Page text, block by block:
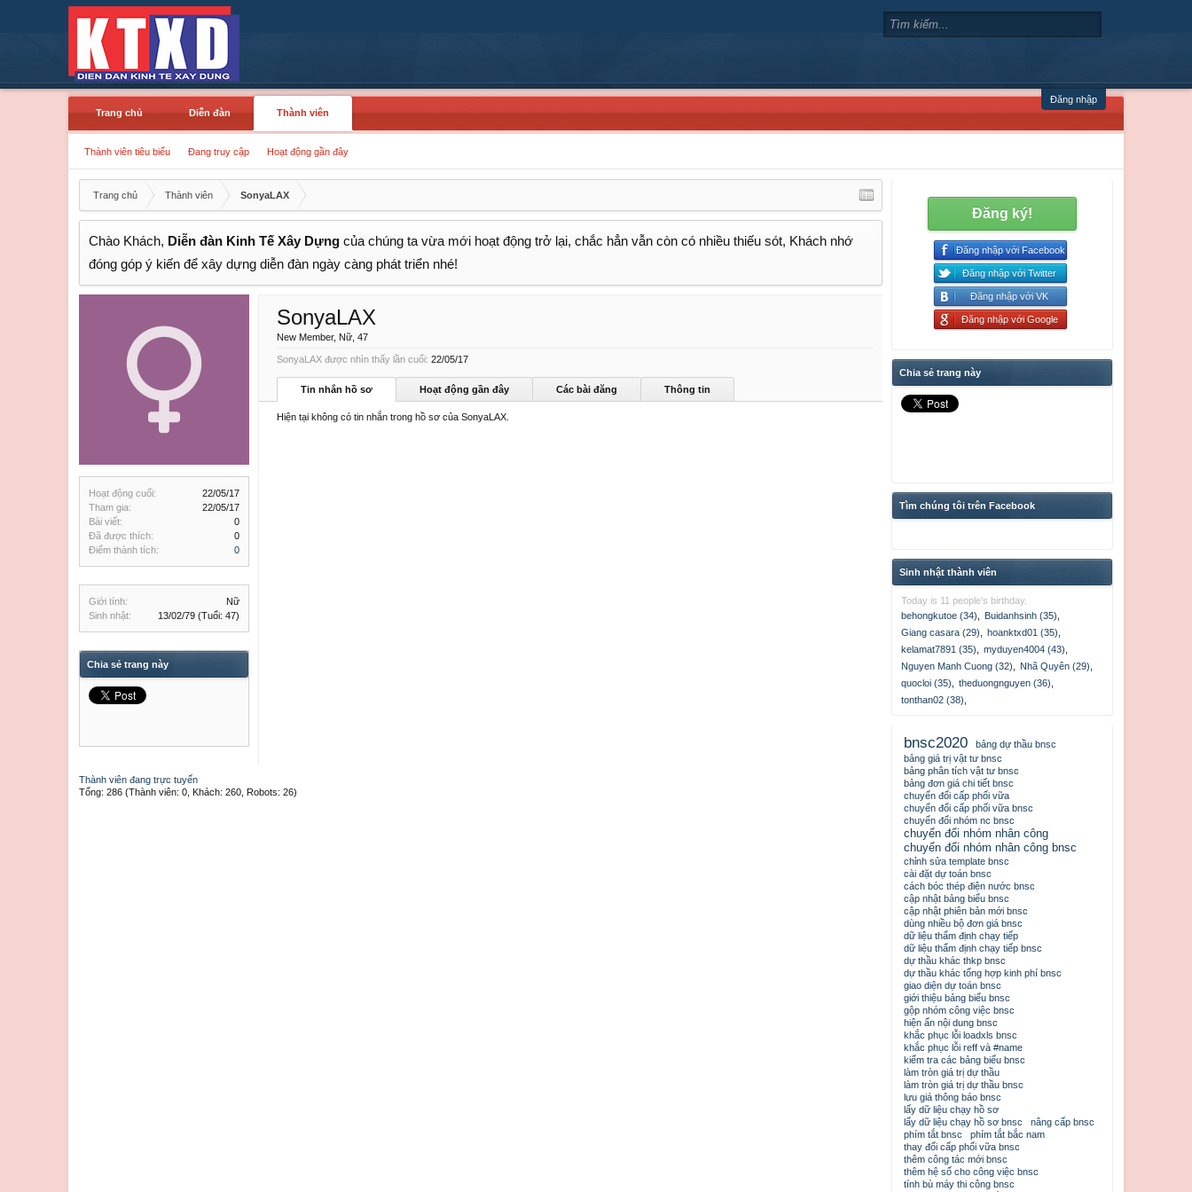
Đăng nhập
Trang chủ
Diễn đàn Thành viên
Thành viên tiêu biểu Đang truy cập Hoạt động gần đây
Trang chủ Thành viên SonyaLAX
Chào Khách, Diễn đàn Kinh Tế Xây Dựng của chúng ta vừa mới hoạt động trở lại, chắc hẳn vẫn còn có nhiều thiếu sót, Khách nhớ
đóng góp ý kiến để xây dựng diễn đàn ngày càng phát triển nhé!
Hoạt động cuối:
22/05/17
Tham gia:
22/05/17
Bài viết:
0
Đã được thích:
0
Điểm thành tích:
0
Giới tính:
Nữ
Sinh nhật:
13/02/79 (Tuổi: 47)
Chia sẻ trang này
SonyaLAX
New Member, Nữ, 47
SonyaLAX được nhìn thấy lần cuối: 22/05/17
Tin nhắn hồ sơ Hoạt động gần đây Các bài đăng Thông tin
Hiện tại không có tin nhắn trong hồ sơ của SonyaLAX.
Thành viên đang trực tuyến
Tổng: 286 (Thành viên: 0, Khách: 260, Robots: 26)
Đăng ký!
Đăng nhập với Facebook
Đăng nhập với Twitter
Đăng nhập với VK
Đăng nhập với Google
Chia sẻ trang này
Tìm chúng tôi trên Facebook
Sinh nhật thành viên
Today is 11 people's birthday.
behongkutoe (34)
Buidanhsinh (35)
Giang casara (29)
hoanktxd01 (35)
kelamat7891 (35)
myduyen4004 (43)
Nguyen Manh Cuong (32)
Nhã Quyên (29)
quocloi (35)
theduongnguyen (36)
tonthan02 (38)
bnsc2020
bảng dự thầu bnsc
bảng giá trị vật tư bnsc
bảng phân tích vật tư bnsc
bảng đơn giá chi tiết bnsc
chuyển đổi cấp phối vữa
chuyển đổi cấp phối vữa bnsc
chuyển đổi nhóm nc bnsc
chuyển đổi nhóm nhân công
chuyển đổi nhóm nhân công bnsc
chỉnh sửa template bnsc
cài đặt dự toán bnsc
cách bóc thép điện nước bnsc
cập nhật bảng biểu bnsc
cập nhật phiên bản mới bnsc
dùng nhiều bộ đơn giá bnsc
dữ liệu thẩm định chạy tiếp
dữ liệu thẩm định chạy tiếp bnsc
dự thầu khác thkp bnsc
dự thầu khác tổng hợp kinh phí bnsc
giao diện dự toán bnsc
giới thiệu bảng biểu bnsc
gộp nhóm công việc bnsc
hiện ẩn nội dung bnsc
khắc phục lỗi loadxls bnsc
khắc phục lỗi reff và #name
kiểm tra các bảng biểu bnsc
làm tròn giá trị dự thầu
làm tròn giá trị dự thầu bnsc
lưu giá thông báo bnsc
lấy dữ liệu chạy hồ sơ
lấy dữ liệu chạy hồ sơ bnsc
nâng cấp bnsc
phím tắt bnsc
phím tắt bắc nam
thay đổi cấp phối vữa bnsc
thêm công tác mới bnsc
thêm hệ số cho công việc bnsc
tính bù máy thi công bnsc